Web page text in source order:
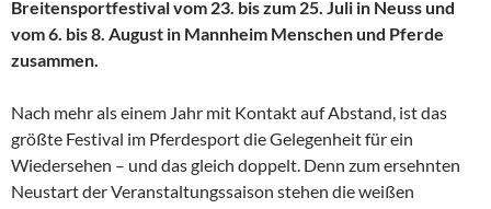
Breitensportfestival vom 23. bis zum 25. Juli in Neuss und
vom 6. bis 8. August in Mannheim Menschen und Pferde
zusammen.
Nach mehr als einem Jahr mit Kontakt auf Abstand, ist das
größte Festival im Pferdesport die Gelegenheit für ein
Wiedersehen – und das gleich doppelt. Denn zum ersehnten
Neustart der Veranstaltungssaison stehen die weißen